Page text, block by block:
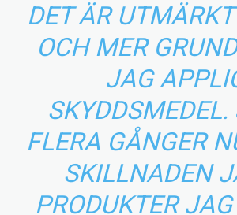
DET ÄR
OCH MER
JAG
FLERA GÅNGER
SKILLNADEN
PRODUKTER